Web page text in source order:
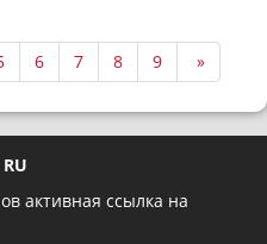
6 7 8 9 »
активная ссылка на